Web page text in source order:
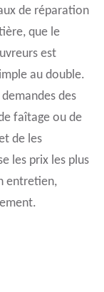
de réparation
que le
est
au double.
des
faîtage ou de
de les
les prix les plus
entretien,